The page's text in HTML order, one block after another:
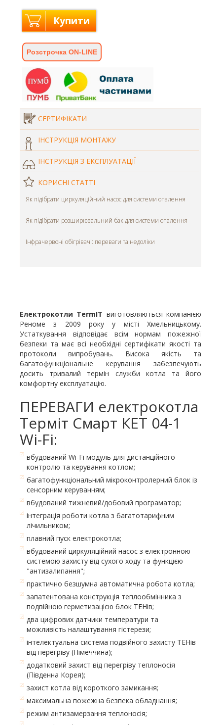
Купити
Розстрочка ON-LINE
СЕРТИФІКАТИ
ІНСТРУКЦІЯ МОНТАЖУ
ІНСТРУКЦІЯ З ЕКСПЛУАТАЦІЇ
КОРИСНІ СТАТТІ
Як підібрати циркуляційний насос для системи опалення
Як підібрати розширювальний бак для системи опалення
Інфрачервоні обігрівачі: переваги та недоліки
Електрокотли TermIT виготовляються компанією
Реноме з 2009 року у місті Хмельницькому.
Устаткування відповідає всім нормам пожежної
безпеки та має всі необхідні сертифікати якості та
протоколи випробувань. Висока якість та
багатофункціональне керування забезпечують
досить тривалий термін служби котла та його
комфортну експлуатацію.
ПЕРЕВАГИ електрокотла
Терміт Смарт КЕТ 04-1
Wi-Fi:
вбудований Wi-Fi модуль для дистанційного
контролю та керування котлом;
багатофункціональний мікроконтролерний блок із
сенсорним керуванням;
вбудований тижневий/добовий програматор;
інтеграція роботи котла з багатотарифним
лічильником;
плавний пуск електрокотла;
вбудований циркуляційний насос з електронною
системою захисту від сухого ходу та функцією
"антизалипання";
практично безшумна автоматична робота котла;
запатентована конструкція теплообмінника з
подвійною герметизацією блок ТЕНів;
два цифрових датчики температури та
можливість налаштування гістерези;
інтелектуальна система подвійного захисту ТЕНів
від перегріву (Німеччина);
додатковий захист від перегріву теплоносія
(Південна Корея);
захист котла від короткого замикання;
максимальна пожежна безпека обладнання;
режим антизамерзання теплоносія;